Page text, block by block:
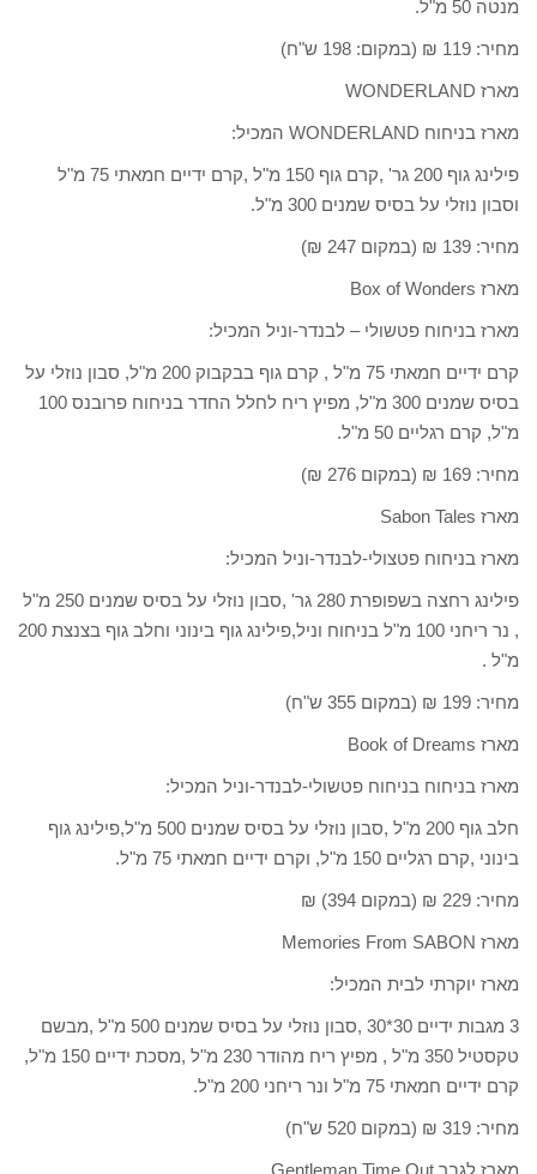
מנטה 50 מ"ל.
מחיר: 119 ₪ (במקום: 198 ש"ח)
מארז WONDERLAND
מארז בניחוח WONDERLAND המכיל:
פילינג גוף 200 גר' ,קרם גוף 150 מ"ל ,קרם ידיים חמאתי 75 מ"ל
וסבון נוזלי על בסיס שמנים 300 מ"ל.
מחיר: 139 ₪ (במקום 247 ₪)
מארז Box of Wonders
מארז בניחוח פטשולי – לבנדר-וניל המכיל:
קרם ידיים חמאתי 75 מ"ל , קרם גוף בבקבוק 200 מ"ל, סבון נוזלי על
בסיס שמנים 300 מ"ל, מפיץ ריח לחלל החדר בניחוח פרובנס 100
מ"ל, קרם רגליים 50 מ"ל.
מחיר: 169 ₪ (במקום 276 ₪)
מארז Sabon Tales
מארז בניחוח פטצולי-לבנדר-וניל המכיל:
פילינג רחצה בשפופרת 280 גר' ,סבון נוזלי על בסיס שמנים 250 מ"ל
, נר ריחני 100 מ"ל בניחוח וניל,פילינג גוף בינוני וחלב גוף בצנצת 200
מ"ל .
מחיר: 199 ₪ (במקום 355 ש"ח)
מארז Book of Dreams
מארז בניחוח בניחוח פטשולי-לבנדר-וניל המכיל:
חלב גוף 200 מ"ל ,סבון נוזלי על בסיס שמנים 500 מ"ל,פילינג גוף
בינוני ,קרם רגליים 150 מ"ל, וקרם ידיים חמאתי 75 מ"ל.
מחיר: 229 ₪ (במקום 394) ₪
מארז Memories From SABON
מארז יוקרתי לבית המכיל:
3 מגבות ידיים 30*30 ,סבון נוזלי על בסיס שמנים 500 מ"ל ,מבשם
טקסטיל 350 מ"ל , מפיץ ריח מהודר 230 מ"ל ,מסכת ידיים 150 מ"ל,
קרם ידיים חמאתי 75 מ"ל ונר ריחני 200 מ"ל.
מחיר: 319 ₪ (במקום 520 ש"ח)
מארז לגבר Gentleman Time Out